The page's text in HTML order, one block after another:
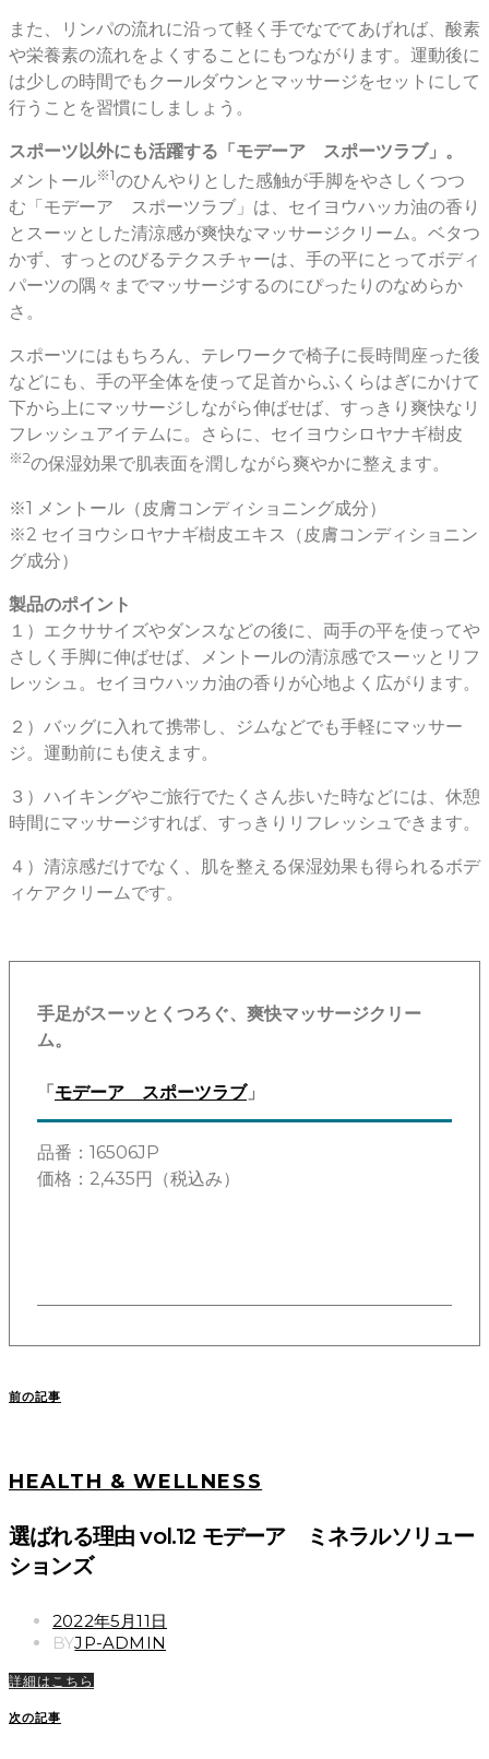
また、リンパの流れに沿って軽く手でなでてあげれば、酸素
や栄養素の流れをよくすることにもつながります。運動後に
は少しの時間でもクールダウンとマッサージをセットにして
行うことを習慣にしましょう。
スポーツ以外にも活躍する「モデーア スポーツラブ」。
メントール※1のひんやりとした感触が手脚をやさしくつつ
む「モデーア スポーツラブ」は、セイヨウハッカ油の香り
とスーッとした清涼感が爽快なマッサージクリーム。ベタつ
かず、すっとのびるテクスチャーは、手の平にとってボディ
パーツの隅々までマッサージするのにぴったりのなめらか
さ。
スポーツにはもちろん、テレワークで椅子に長時間座った後
などにも、手の平全体を使って足首からふくらはぎにかけて
下から上にマッサージしながら伸ばせば、すっきり爽快なリ
フレッシュアイテムに。さらに、セイヨウシロヤナギ樹皮
※2の保湿効果で肌表面を潤しながら爽やかに整えます。
※1 メントール（皮膚コンディショニング成分）
※2 セイヨウシロヤナギ樹皮エキス（皮膚コンディショニン
グ成分）
製品のポイント
１）エクササイズやダンスなどの後に、両手の平を使ってや
さしく手脚に伸ばせば、メントールの清涼感でスーッとリフ
レッシュ。セイヨウハッカ油の香りが心地よく広がります。
２）バッグに入れて携帯し、ジムなどでも手軽にマッサー
ジ。運動前にも使えます。
３）ハイキングやご旅行でたくさん歩いた時などには、休憩
時間にマッサージすれば、すっきりリフレッシュできます。
４）清涼感だけでなく、肌を整える保湿効果も得られるボデ
ィケアクリームです。
手足がスーッとくつろぐ、爽快マッサージクリー
ム。
「モデーア スポーツラブ」
品番：16506JP
価格：2,435円（税込み）
前の記事
HEALTH & WELLNESS
選ばれる理由 vol.12 モデーア ミネラルソリュー
ションズ
POSTED
ON
2022年5月11日
BYJP-ADMIN
詳細はこちら
次の記事